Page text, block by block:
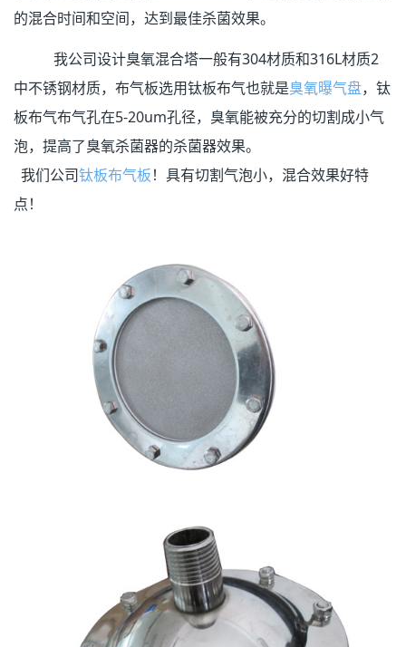
的混合时间和空间，达到最佳杀菌效果。
我公司设计臭氧混合塔一般有304材质和316L材质2
中不锈钢材质，布气板选用钛板布气也就是臭氧曝气盘，钛
板布气布气孔在5-20um孔径，臭氧能被充分的切割成小气
泡，提高了臭氧杀菌器的杀菌器效果。
我们公司钛板布气板！具有切割气泡小，混合效果好特
点！